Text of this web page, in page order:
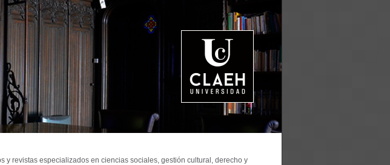
y revistas especializados en ciencias sociales, gestión cultural, derecho y